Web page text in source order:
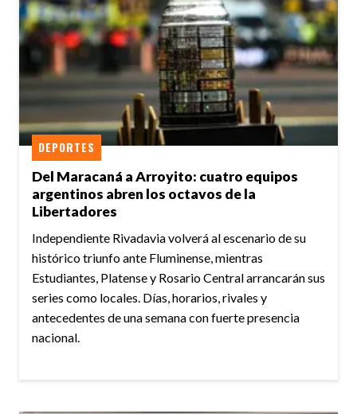
Del Maracaná a Arroyito: cuatro equipos
argentinos abren los octavos de la
Libertadores
DEPORTES
Independiente Rivadavia volverá al escenario de su
histórico triunfo ante Fluminense, mientras
Estudiantes, Platense y Rosario Central arrancarán sus
series como locales. Días, horarios, rivales y
antecedentes de una semana con fuerte presencia
nacional.